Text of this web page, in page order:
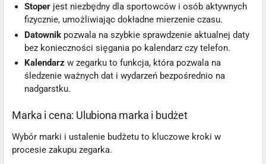
Stoper jest niezbędny dla sportowców i osób aktywnych
fizycznie, umożliwiając dokładne mierzenie czasu.
Datownik pozwala na szybkie sprawdzenie aktualnej daty
bez konieczności sięgania po kalendarz czy telefon.
Kalendarz w zegarku to funkcja, która pozwala na
śledzenie ważnych dat i wydarzeń bezpośrednio na
nadgarstku.
Marka i cena: Ulubiona marka i budżet
Wybór marki i ustalenie budżetu to kluczowe kroki w
procesie zakupu zegarka.